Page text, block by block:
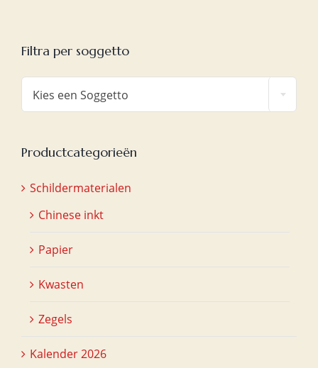
Filtra per soggetto
Kies een Soggetto
Productcategorieën
Schildermaterialen
Chinese inkt
Papier
Kwasten
Zegels
Kalender 2026